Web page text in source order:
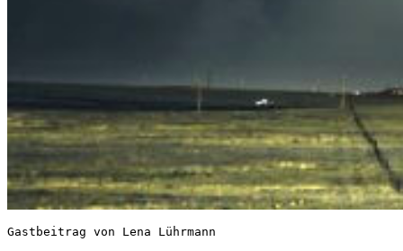
Gastbeitrag von Lena Lührmann